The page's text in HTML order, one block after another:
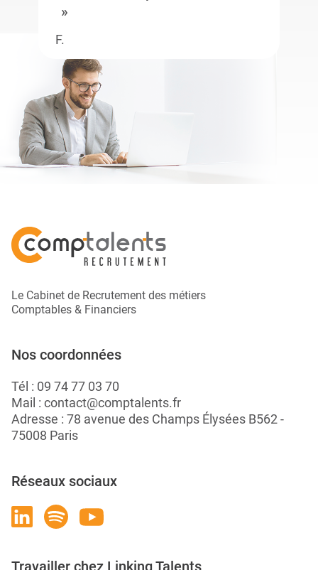
F.
Le Cabinet de Recrutement des métiers
Comptables & Financiers
Nos coordonnées
Tél : 09 74 77 03 70
Mail : contact@comptalents.fr
Adresse : 78 avenue des Champs Élysées B562 -
75008 Paris
Réseaux sociaux
Travailler chez Linking Talents